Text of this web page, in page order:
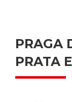
PRAGA
PRATA